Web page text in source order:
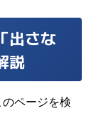
出さな
説
ページを検